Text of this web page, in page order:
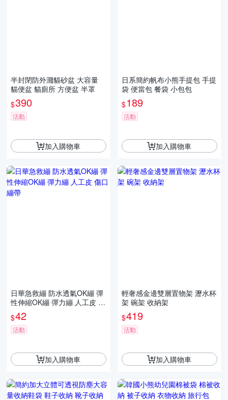
半封閉防外濺貓砂盆 大容量
貓便盆 貓廁所 方便盆 半罩
$390
活動
加入購物車
日系簡約帆布小熊手提包 手提
袋 便當包 餐袋 小包包
$189
活動
加入購物車
日華急救繃 防水透氣OK繃 彈
性伸縮OK繃 彈力繃 人工皮 傷
口繃帶
$42
活動
加入購物車
輕奢感金邊雙層置物架 瀝水杯
架 碗架 收納架
$419
活動
加入購物車